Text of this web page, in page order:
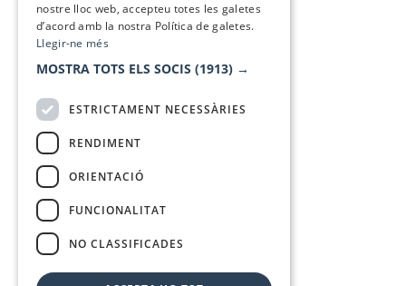
nostre lloc web, accepteu totes les galetes
d’acord amb la nostra Política de galetes.
Llegir-ne més
MOSTRA TOTS ELS SOCIS (1913) →
ESTRICTAMENT NECESSÀRIES
RENDIMENT
ORIENTACIÓ
FUNCIONALITAT
NO CLASSIFICADES